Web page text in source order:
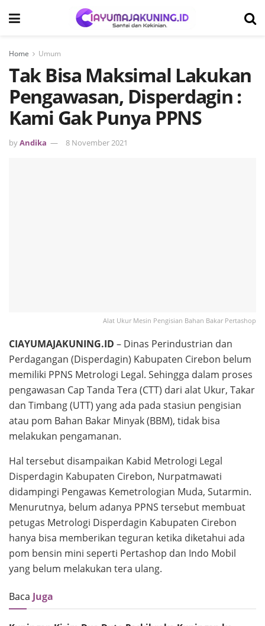
Home Umum
Tak Bisa Maksimal Lakukan
Pengawasan, Disperdagin :
Kami Gak Punya PPNS
byAndika 8 November 2021
Alat Ukur Mesin Pengisian Bahan Bakar Pertashop
CIAYUMAJAKUNING.ID – Dinas Perindustrian dan
Perdagangan (Disperdagin) Kabupaten Cirebon belum
memiliki PPNS Metrologi Legal. Sehingga dalam proses
pengawasan Cap Tanda Tera (CTT) dari alat Ukur, Takar
dan Timbang (UTT) yang ada pada stasiun pengisian
atau pom Bahan Bakar Minyak (BBM), tidak bisa
melakukan pengamanan.
Hal tersebut disampaikan Kabid Metrologi Legal
Disperdagin Kabupaten Cirebon, Nurpatmawati
didampingi Pengawas Kemetrologian Muda, Sutarmin.
Menurutnya, belum adanya PPNS tersebut membuat
petugas Metrologi Disperdagin Kabupaten Cirebon
hanya bisa memberikan teguran ketika diketahui ada
pom bensin mini seperti Pertashop dan Indo Mobil
yang belum melakukan tera ulang.
Baca Juga